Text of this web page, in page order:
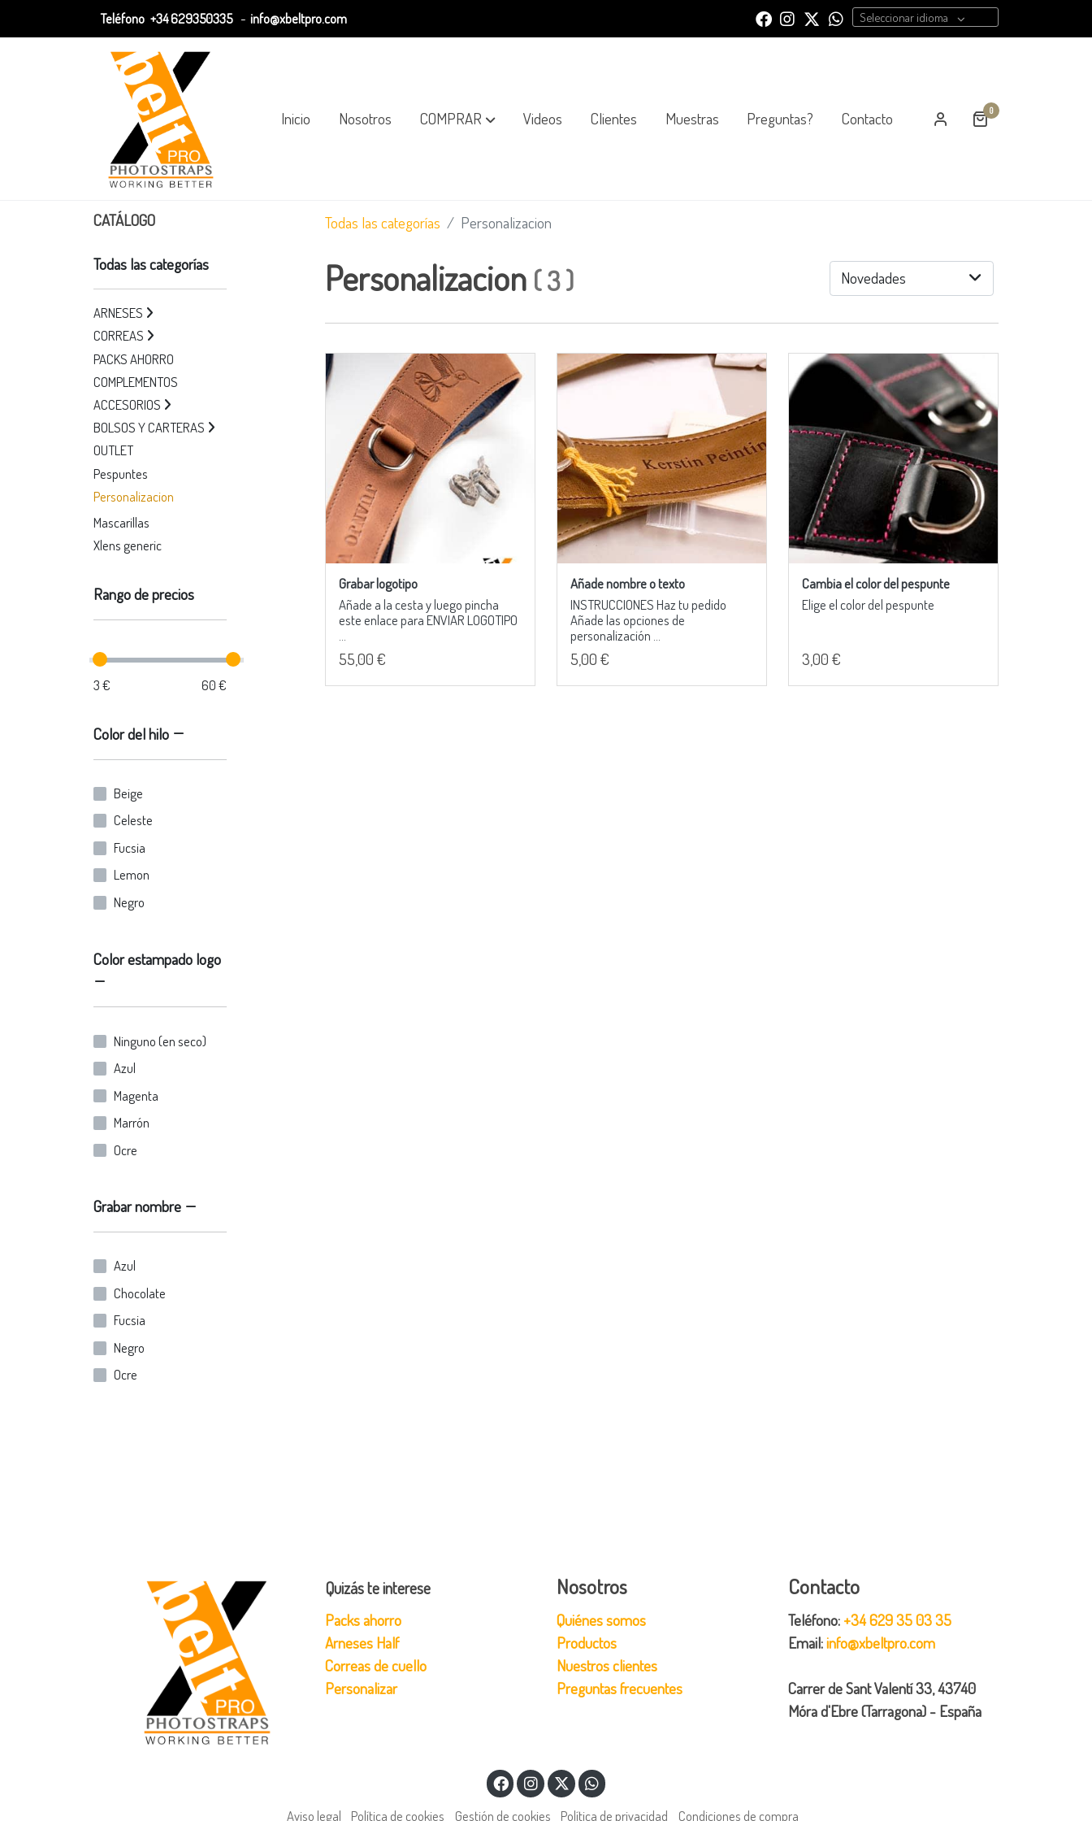
Teléfono +34 629350335 - info@xbeltpro.com Seleccionar idioma
Inicio Nosotros COMPRAR Videos Clientes Muestras Preguntas? Contacto 0
CATÁLOGO
Todas las categorías
ARNESES
CORREAS
PACKS AHORRO
COMPLEMENTOS
ACCESORIOS
BOLSOS Y CARTERAS
OUTLET
Pespuntes
Personalizacion
Mascarillas
Xlens generic
Rango de precios
3 € 60 €
Color del hilo
Beige
Celeste
Fucsia
Lemon
Negro
Rojo
Verde
Violet
Color estampado logo
Ninguno (en seco)
Azul
Magenta
Marrón
Ocre
Plata
Rojo
Verde
Chocolate
Grabar nombre
Azul
Chocolate
Fucsia
Negro
Ocre
Todas las categorías Personalizacion
Personalizacion (3) Novedades
Grabar logotipo
Añade a la cesta y luego pincha
este enlace para ENVIAR LOGOTIPO
55,00 €
Añade nombre o texto
INSTRUCCIONES Haz tu pedido
Añade las opciones de
personalización ...
5,00 €
Cambia el color del pespunte
Elige el color del pespunte
3,00 €
Quizás te interese
Packs ahorro
Arneses Half
Correas de cuello
Personalizar
Nosotros
Quiénes somos
Productos
Nuestros clientes
Preguntas frecuentes
Contacto
Teléfono: +34 629 35 03 35
Email:info@xbeltpro.com
Carrer de Sant Valentí 33, 43740
Móra d'Ebre (Tarragona) - España
Aviso legal Política de cookies Gestión de cookies Política de privacidad Condiciones de compra